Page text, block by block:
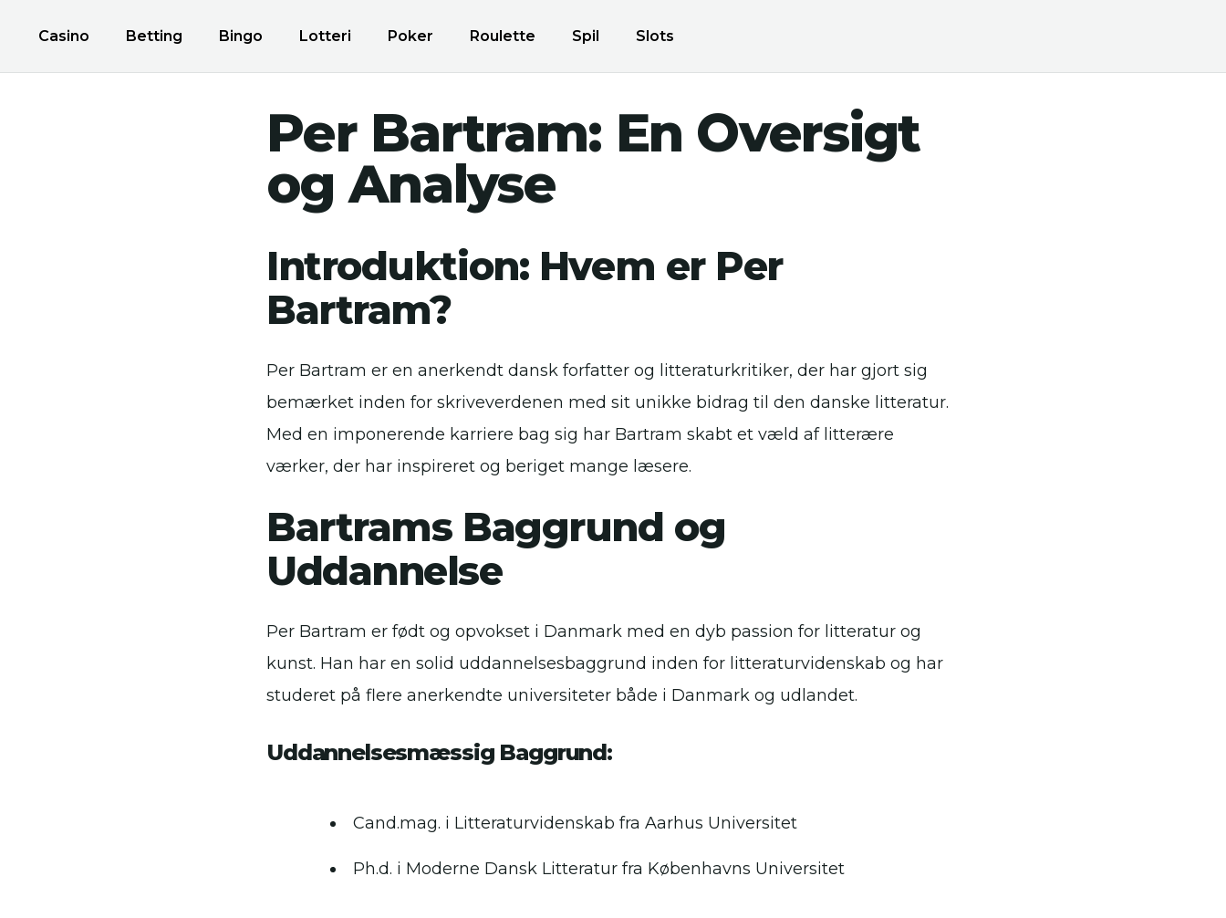
Casino Betting Bingo Lotteri Poker Roulette Spil Slots
Per Bartram: En Oversigt
og Analyse
Introduktion: Hvem er Per
Bartram?
Per Bartram er en anerkendt dansk forfatter og litteraturkritiker, der har gjort sig
bemærket inden for skriveverdenen med sit unikke bidrag til den danske litteratur.
Med en imponerende karriere bag sig har Bartram skabt et væld af litterære
værker, der har inspireret og beriget mange læsere.
Bartrams Baggrund og
Uddannelse
Per Bartram er født og opvokset i Danmark med en dyb passion for litteratur og
kunst. Han har en solid uddannelsesbaggrund inden for litteraturvidenskab og har
studeret på flere anerkendte universiteter både i Danmark og udlandet.
Uddannelsesmæssig Baggrund:
Cand.mag. i Litteraturvidenskab fra Aarhus Universitet
Ph.d. i Moderne Dansk Litteratur fra Københavns Universitet